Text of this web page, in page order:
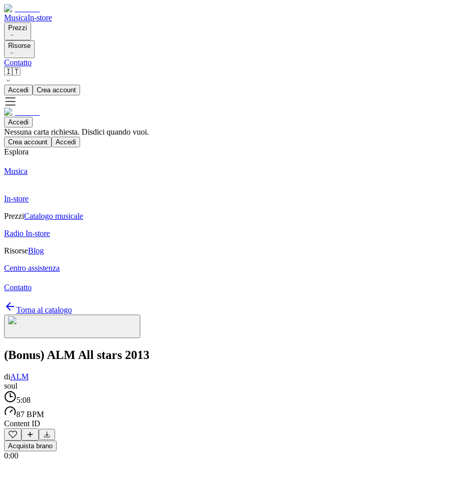
MusicaIn-store
Prezzi
Risorse
Contatto
🇮🇹
Accedi Crea account
Accedi
Nessuna carta richiesta. Disdici quando vuoi.
Crea account Accedi
Esplora
Musica
In-store
PrezziCatalogo musicale
Radio In-store
RisorseBlog
Centro assistenza
Contatto
Torna al catalogo
(Bonus) ALM All stars 2013
diALM
soul
5:08
87 BPM
Content ID
Acquista brano
0:00